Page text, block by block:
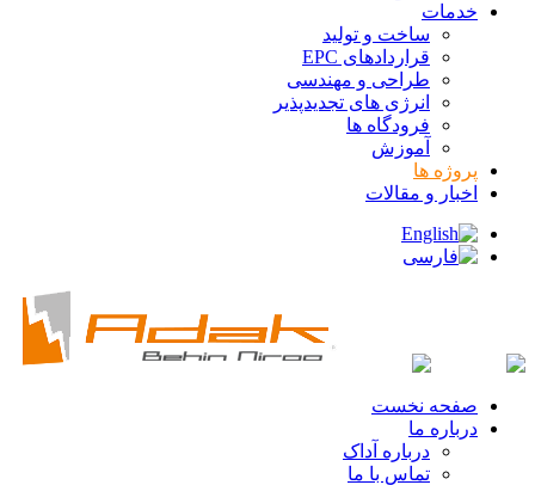
خدمات
ساخت و تولید
قراردادهای EPC
طراحی و مهندسی
انرژی های تجدیدپذیر
فرودگاه ها
آموزش
پروژه ها
اخبار و مقالات
صفحه نخست
درباره ما
درباره آداک
تماس با ما